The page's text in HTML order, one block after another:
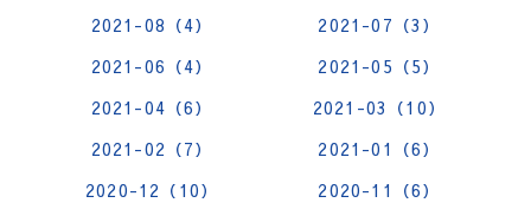
2021-08（4）
2021-07（3）
2021-06（4）
2021-05（5）
2021-04（6）
2021-03（10）
2021-02（7）
2021-01（6）
2020-12（10）
2020-11（6）